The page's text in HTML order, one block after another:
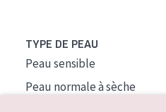
TYPE DE PEAU
Peau sensible
Peau normale à sèche